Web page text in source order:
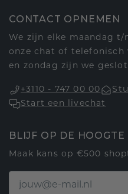
CONTACT OPNEMEN
We zijn elke maandag
onze chat of telefonisch
en zondag zijn we
+3110 - 747 00 00
Start een livechat
BLIJF OP DE HOOGTE
Maak kans op €500